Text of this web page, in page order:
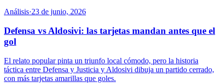
Análisis·23 de junio, 2026
Defensa vs Aldosivi: las tarjetas mandan antes que el
gol
El relato popular pinta un triunfo local cómodo, pero la historia
táctica entre Defensa y Justicia y Aldosivi dibuja un partido cerrado,
con más tarjetas amarillas que goles.